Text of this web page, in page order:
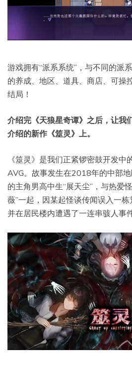
游戏拥有“派系系统”，与不同的派
的养成、地区、道具、商店、可操
结局！
介绍完《天狼星奇谭》之后，让我
介绍的新作《筮灵》上。
《筮灵》是我们正紧锣密鼓开发中
AVG。故事发生在2018年的中部地
的主角男高中生“展天尘”，与热爱
薇”一起，因某起怪谈传闻误入一栋
并在居民楼内遭遇了一连串骇人事件